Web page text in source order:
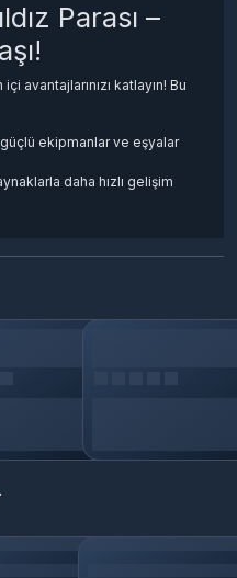
Parası –
avantajlarınızı katlayın! Bu
ekipmanlar ve eşyalar
daha hızlı gelişim
içerikler ve premium
Wartune Ultra 100
tadını çıkarın!